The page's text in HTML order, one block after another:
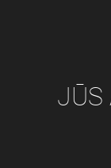
JŪS